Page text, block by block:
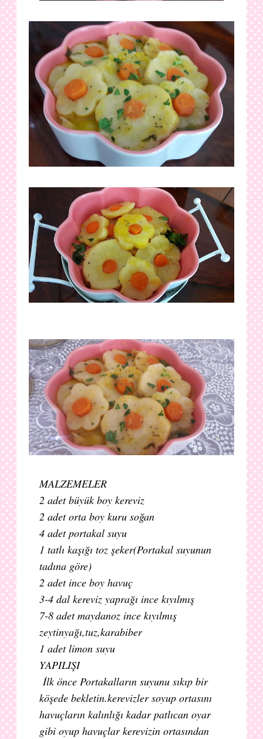
MALZEMELER
2 adet büyük boy kereviz
2 adet orta boy kuru soğan
4 adet portakal suyu
1 tatlı kaşığı toz şeker(Portakal suyunun
tadına göre)
2 adet ince boy havuç
3-4 dal kereviz yaprağı ince kıyılmış
7-8 adet maydanoz ince kıyılmış
zeytinyağı,tuz,karabiber
1 adet limon suyu
YAPILIŞI
İlk önce Portakalların suyunu sıkıp bir
köşede bekletin.kerevizler soyup ortasını
havuçların kalınlığı kadar patlıcan oyar
gibi oyup havuçlar kerevizin ortasından